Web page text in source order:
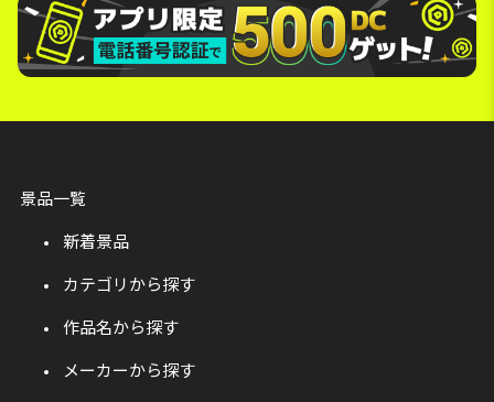
景品一覧
新着景品
カテゴリから探す
作品名から探す
メーカーから探す